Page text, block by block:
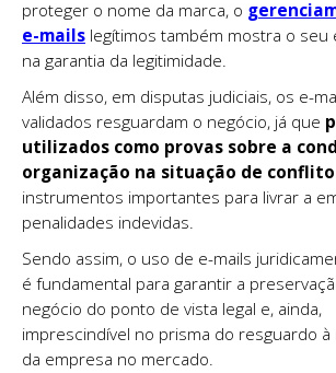
proteger o nome da marca, o
e-mails legítimos também mostra o seu
na garantia da legitimidade.
Além disso, em disputas judiciais, os e-
validados resguardam o negócio, já que
utilizados como provas sobre a
organização na situação de conflito
instrumentos importantes para livrar a
penalidades indevidas.
Sendo assim, o uso de e-mails
é fundamental para garantir a
negócio do ponto de vista legal e, ainda,
imprescindível no prisma do resguardo
da empresa no mercado.